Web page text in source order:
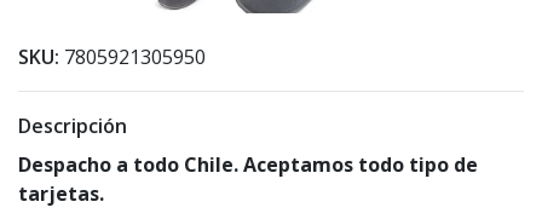
SKU: 7805921305950
Descripción
Despacho a todo Chile. Aceptamos todo tipo de
tarjetas.